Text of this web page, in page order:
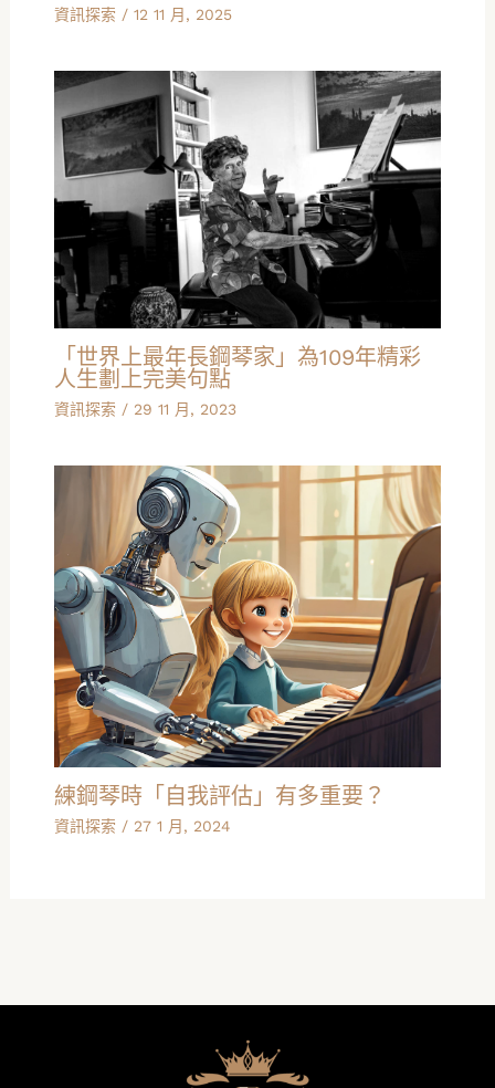
資訊探索 / 12 11 月, 2025
「世界上最年長鋼琴家」為109年精彩
人生劃上完美句點
資訊探索 / 29 11 月, 2023
練鋼琴時「自我評估」有多重要？
資訊探索 / 27 1 月, 2024